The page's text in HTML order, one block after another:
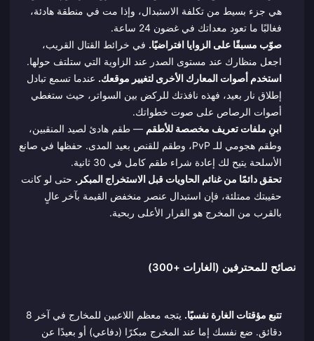
هي جزء بسيط من تكلفة الاستبدال، وإذا مت في منطقة هادئة،
فغالبًا ما تعود معداتك في غضون 24 ساعة.
صوّب مسبقًا على الزوايا افتراضيًا. في خرائط القتال القريب،
اجعل منظارك عند مستوى الصدر عند الزاوية التي ستلتف حولها.
استخدم أصوات المعارك الأخرى لتغيير موقعك. عندما تسمع تبادل
إطلاق نار بعيد، فهذه نافذتك للركض بين السواتر، حيث ستغطي
أصوات الرصاص على صوت خطواتك.
ابنِ ملفات تعريف مخصصة للأطقم — طقم هادئ لصيد المنقبين،
وطقم هجومي للـ PvP، وطقم للقنص بعيد المدى. حفظها في صانع
الأسلحة يتيح لك إعادة شراء طقم كامل في 30 ثانية.
تحقق دائمًا من غنائم الحاويات قبل الاستخراج المبكر. حتى لو كانت
حقيبتك ممتلئة، فإن استبدال عنصر منخفض القيمة بآخر عالٍ
بالقرب من المخرج هو القرار الأعلى ربحية.
نصائح للمحترفين (الغارات +300)
تتبع مؤقتات الغارة نفسيًا.
يتجه معظم اللاعبين للمخارج في آخر 8
دقائق. ضع نفسك إما عند المخرج مبكرًا (دفاعي) أو بعيدًا عن